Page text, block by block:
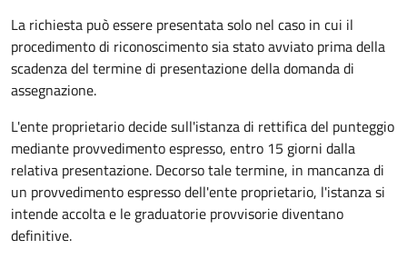
La richiesta può essere presentata solo nel caso in cui il
procedimento di riconoscimento sia stato avviato prima della
scadenza del termine di presentazione della domanda di
assegnazione.
L'ente proprietario decide sull'istanza di rettifica del punteggio
mediante provvedimento espresso, entro 15 giorni dalla
relativa presentazione. Decorso tale termine, in mancanza di
un provvedimento espresso dell'ente proprietario, l'istanza si
intende accolta e le graduatorie provvisorie diventano
definitive.